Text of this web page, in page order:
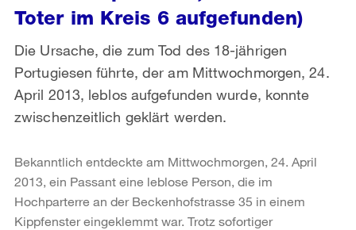
Toter im Kreis 6 aufgefunden)
Die Ursache, die zum Tod des 18-jährigen
Portugiesen führte, der am Mittwochmorgen, 24.
April 2013, leblos aufgefunden wurde, konnte
zwischenzeitlich geklärt werden.
Bekanntlich entdeckte am Mittwochmorgen, 24. April
2013, ein Passant eine leblose Person, die im
Hochparterre an der Beckenhofstrasse 35 in einem
Kippfenster eingeklemmt war. Trotz sofortiger